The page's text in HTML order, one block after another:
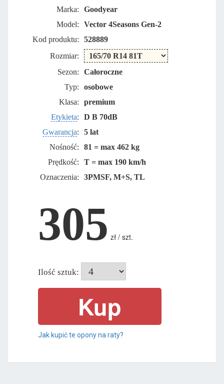
Marka:
Goodyear
Model:
Vector 4Seasons Gen-2
Kod produktu:
528889
Rozmiar:
Sezon:
Całoroczne
Typ:
osobowe
Klasa:
premium
Etykieta:
D B 70dB
Gwarancja:
5 lat
Nośność:
81 = max 462 kg
Prędkość:
T = max 190 km/h
Oznaczenia:
3PMSF, M+S, TL
305 zł / szt.
Ilość sztuk:
Jak kupić te opony na raty?